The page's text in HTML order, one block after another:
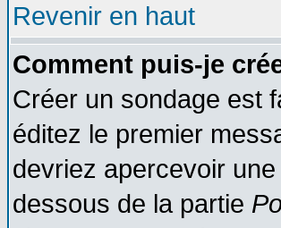
Revenir en haut
Comment puis-je
Créer un sondage est
éditez le premier
devriez apercevoir
dessous de la partie